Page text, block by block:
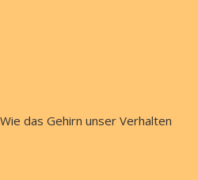
das Gehirn unser Verhalten